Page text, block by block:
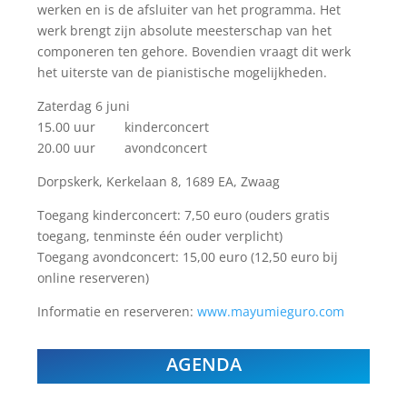
werken en is de afsluiter van het programma. Het
werk brengt zijn absolute meesterschap van het
componeren ten gehore. Bovendien vraagt dit werk
het uiterste van de pianistische mogelijkheden.
Zaterdag 6 juni
15.00 uur kinderconcert
20.00 uur avondconcert
Dorpskerk, Kerkelaan 8, 1689 EA, Zwaag
Toegang kinderconcert: 7,50 euro (ouders gratis
toegang, tenminste één ouder verplicht)
Toegang avondconcert: 15,00 euro (12,50 euro bij
online reserveren)
Informatie en reserveren:www.mayumieguro.com
AGENDA